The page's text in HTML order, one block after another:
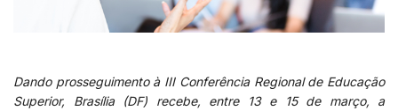
Dando prosseguimento à III Conferência Regional de Educação
Superior, Brasília (DF) recebe, entre 13 e 15 de março, a